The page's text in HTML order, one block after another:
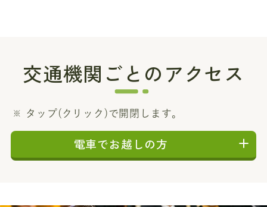
交通機関ごとのアクセス
タップ(クリック)で開閉します。
電車でお越しの方